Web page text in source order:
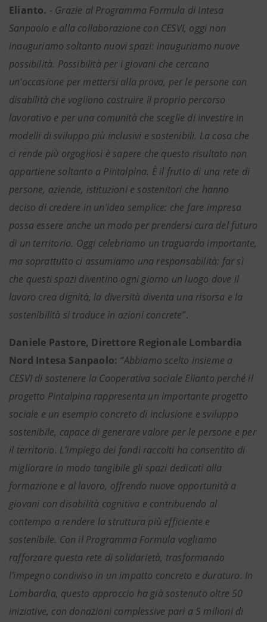
Elianto. - Grazie al Programma Formula di Intesa
Sanpaolo e alla collaborazione con CESVI, oggi non
inauguriamo soltanto nuovi spazi: inauguriamo nuove
possibilità. Possibilità per i giovani che cercano
un'occasione per mettersi alla prova, per le persone con
disabilità che vogliono costruire il proprio percorso
lavorativo e per una comunità che sceglie di investire in
modelli di sviluppo più inclusivi e sostenibili. La cosa che
ci rende più orgogliosi è sapere che questo risultato non
appartiene soltanto a Pintalpina. È il frutto di una rete di
persone, aziende, istituzioni e sostenitori che hanno
deciso di credere in un'idea semplice: che fare impresa
possa essere anche un modo per prendersi cura del futuro
di un territorio. Oggi celebriamo un traguardo importante,
ma soprattutto ci assumiamo una responsabilità: far sì
che questi spazi diventino ogni giorno un luogo dove il
lavoro crea dignità, la diversità diventa una risorsa e la
sostenibilità si traduce in azioni concrete”.
Daniele Pastore, Direttore Regionale Lombardia
Nord Intesa Sanpaolo: “Abbiamo scelto insieme a
CESVI di sostenere la Cooperativa sociale Elianto perché il
progetto Pintalpina rappresenta un importante progetto
sociale e un esempio concreto di inclusione e sviluppo
sostenibile, capace di generare valore per le persone e per
il territorio. L’impiego dei fondi raccolti ha consentito di
migliorare in modo tangibile gli spazi dedicati alla
formazione e al lavoro, offrendo nuove opportunità a
giovani con disabilità cognitiva e contribuendo al
contempo a rendere la struttura più efficiente e
sostenibile. Con il Programma Formula vogliamo
rafforzare questa rete di solidarietà, trasformando
l’impegno condiviso in un impatto concreto e duraturo. In
Lombardia, questo approccio ha già sostenuto oltre 50
iniziative, con donazioni complessive pari a 5 milioni di